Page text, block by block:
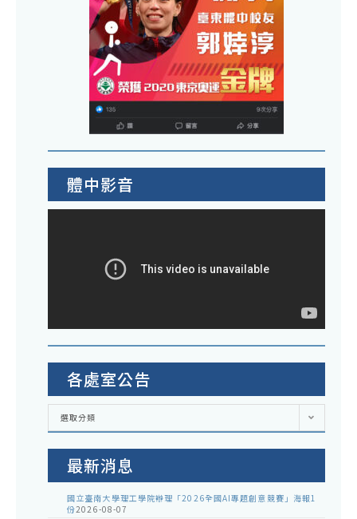
體中影音
各處室公告
各
室
選取分類
最新消息
國立臺南大學理工學院辦理「2026全國AI專題創意競賽」海報1
份2026-08-07